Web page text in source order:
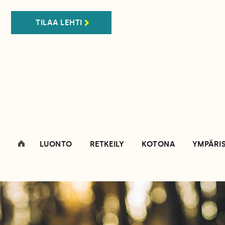
TILAA LEHTI
LUONTO RETKEILY KOTONA